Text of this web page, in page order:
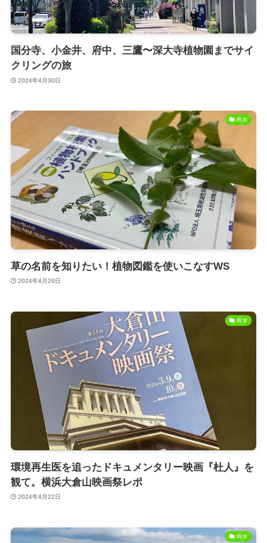
国分寺、小金井、府中、三鷹〜深大寺植物園までサイ
クリングの旅
2024年4月30日
樹木
草の名前を知りたい！植物図鑑を使いこなすWS
2024年4月29日
樹木
環境再生医を追ったドキュメンタリー映画『杜人』を
観て。横浜大倉山映画祭レポ
2024年4月22日
樹木